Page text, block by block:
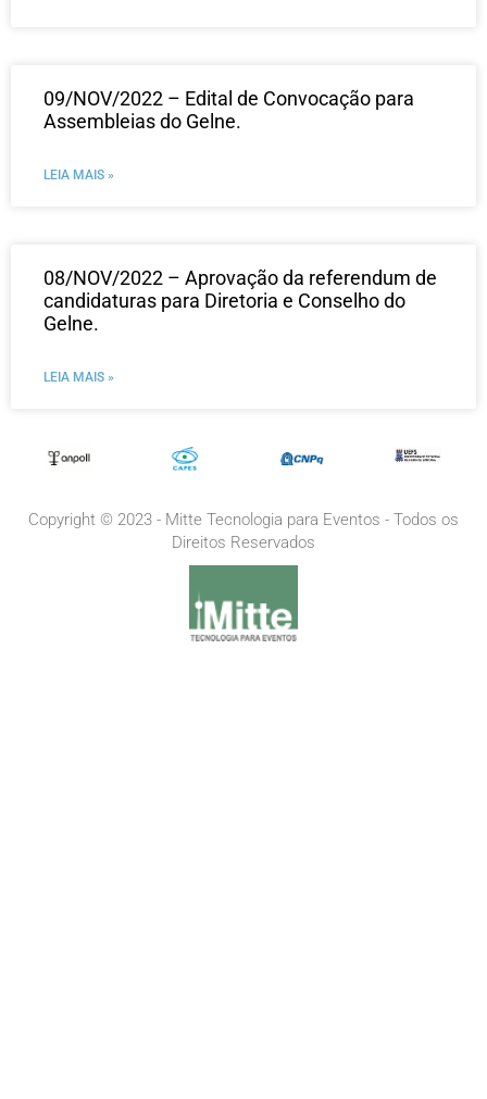
09/NOV/2022 – Edital de Convocação para
Assembleias do Gelne.
LEIA MAIS »
08/NOV/2022 – Aprovação da referendum de
candidaturas para Diretoria e Conselho do
Gelne.
LEIA MAIS »
Copyright © 2023 - Mitte Tecnologia para Eventos - Todos os
Direitos Reservados